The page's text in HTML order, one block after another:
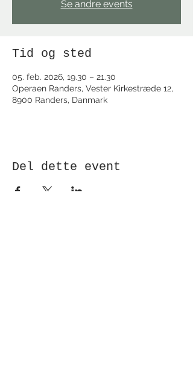
Se andre events
Tid og sted
05. feb. 2026, 19.30 – 21.30
Operaen Randers, Vester Kirkestræde 12,
8900 Randers, Danmark
Del dette event